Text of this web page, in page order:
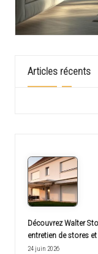
Articles récents
Découvrez Walter
entretien de stores
24 juin 2026